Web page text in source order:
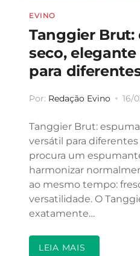
EVINO
Tanggier
seco,
para
Por: Redação Evino 16/
Tanggier Brut:
versátil para
procura um
harmonizar
ao mesmo tempo:
versatilidade. O
exatamente…
LEIA MAIS